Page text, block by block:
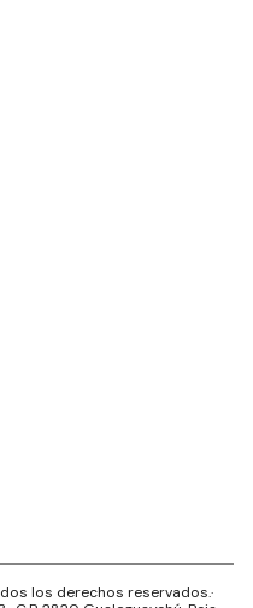
los derechos reservados.·